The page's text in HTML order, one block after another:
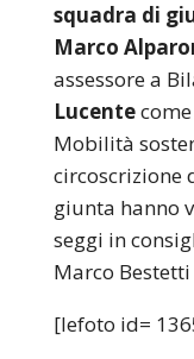
squadra di
Marco
assessore a
Lucentecome
Mobilità
circoscrizione
giunta hanno
seggi in
Marco
[lefoto id=